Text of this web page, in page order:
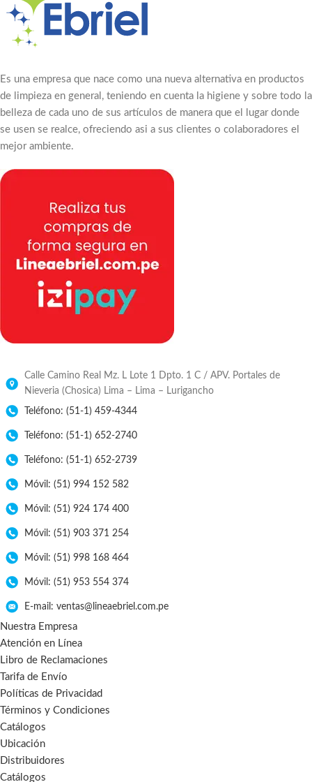
Es una empresa que nace como una nueva alternativa en productos
de limpieza en general, teniendo en cuenta la higiene y sobre todo la
belleza de cada uno de sus artículos de manera que el lugar donde
se usen se realce, ofreciendo asi a sus clientes o colaboradores el
mejor ambiente.
Calle Camino Real Mz. L Lote 1 Dpto. 1 C / APV. Portales de
Nieveria (Chosica) Lima – Lima – Lurigancho
Teléfono: (51-1) 459-4344
Teléfono: (51-1) 652-2740
Teléfono: (51-1) 652-2739
Móvil: (51) 994 152 582
Móvil: (51) 924 174 400
Móvil: (51) 903 371 254
Móvil: (51) 998 168 464
Móvil: (51) 953 554 374
E-mail: ventas@lineaebriel.com.pe
Nuestra Empresa
Atención en Línea
Libro de Reclamaciones
Tarifa de Envío
Políticas de Privacidad
Términos y Condiciones
Catálogos
Ubicación
Distribuidores
Catálogos